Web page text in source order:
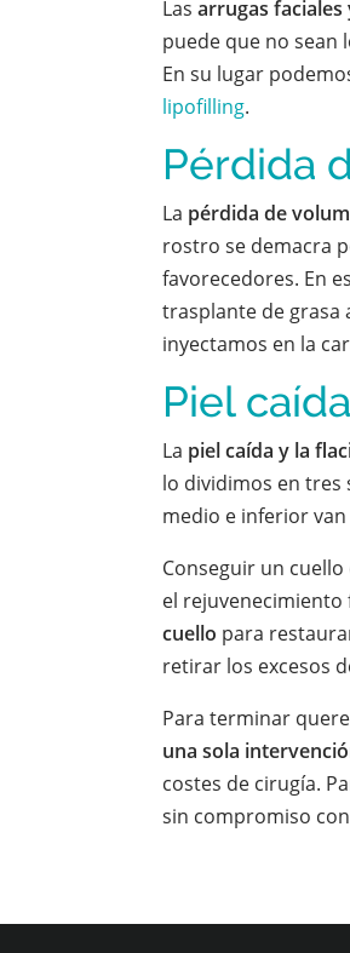
Lasarrugas faciales
puede que no sean
En su lugar
lipofilling.
Pérdida
La pérdida de
rostro se demacra
favorecedores. En
trasplante de grasa
inyectamos en la
Piel
La piel caída y la
lo dividimos en tres
medio e inferior
Conseguir un
el
cuello para
retirar los excesos
Para terminar
una sola
costes de cirugía.
sin compromiso